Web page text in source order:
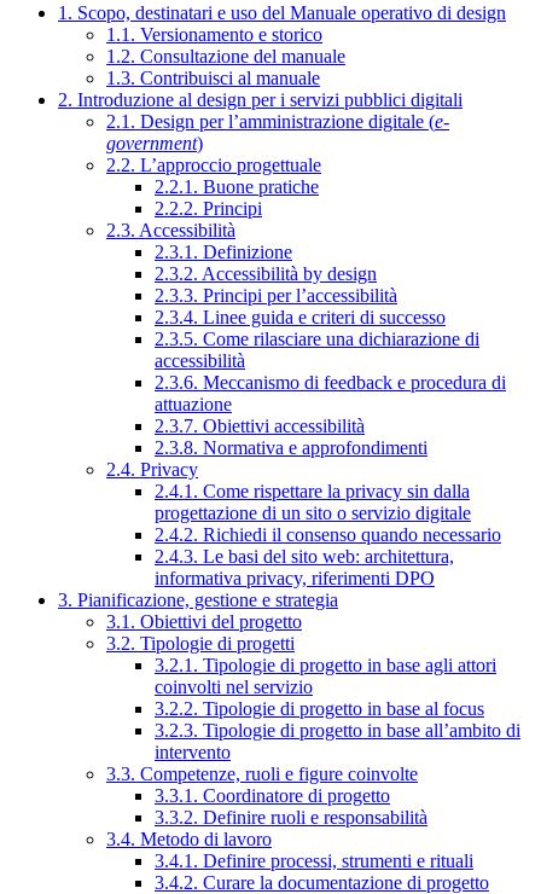
1. Scopo, destinatari e uso del Manuale operativo di design
1.1. Versionamento e storico
1.2. Consultazione del manuale
1.3. Contribuisci al manuale
2. Introduzione al design per i servizi pubblici digitali
2.1. Design per l’amministrazione digitale (e-
government)
2.2. L’approccio progettuale
2.2.1. Buone pratiche
2.2.2. Principi
2.3. Accessibilità
2.3.1. Definizione
2.3.2. Accessibilità by design
2.3.3. Principi per l’accessibilità
2.3.4. Linee guida e criteri di successo
2.3.5. Come rilasciare una dichiarazione di
accessibilità
2.3.6. Meccanismo di feedback e procedura di
attuazione
2.3.7. Obiettivi accessibilità
2.3.8. Normativa e approfondimenti
2.4. Privacy
2.4.1. Come rispettare la privacy sin dalla
progettazione di un sito o servizio digitale
2.4.2. Richiedi il consenso quando necessario
2.4.3. Le basi del sito web: architettura,
informativa privacy, riferimenti DPO
3. Pianificazione, gestione e strategia
3.1. Obiettivi del progetto
3.2. Tipologie di progetti
3.2.1. Tipologie di progetto in base agli attori
coinvolti nel servizio
3.2.2. Tipologie di progetto in base al focus
3.2.3. Tipologie di progetto in base all’ambito di
intervento
3.3. Competenze, ruoli e figure coinvolte
3.3.1. Coordinatore di progetto
3.3.2. Definire ruoli e responsabilità
3.4. Metodo di lavoro
3.4.1. Definire processi, strumenti e rituali
3.4.2. Curare la documentazione di progetto